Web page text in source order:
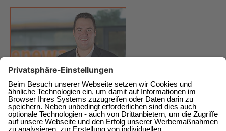
enewa GmbH
Energie + Wasser Wachtberg
Am Wachtbergring 2a